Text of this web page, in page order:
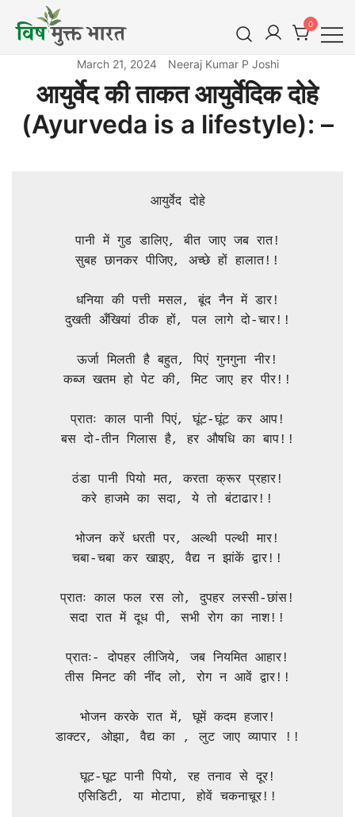
Vish Mukt Bharat
विष मुक्त भारत
0
March 21, 2024 Neeraj Kumar P Joshi
आयुर्वेद की ताकत आयुर्वेदिक दोहे
(Ayurveda is a lifestyle): –
आयुर्वेद दोहे
पानी में गुड डालिए, बीत जाए जब रात!
सुबह छानकर पीजिए, अच्छे हों हालात!!
धनिया की पत्ती मसल, बूंद नैन में डार!
दुखती अँखियां ठीक हों, पल लागे दो-चार!!
ऊर्जा मिलती है बहुत, पिएं गुनगुना नीर!
कब्ज खतम हो पेट की, मिट जाए हर पीर!!
प्रातः काल पानी पिएं, घूंट-घूंट कर आप!
बस दो-तीन गिलास है, हर औषधि का बाप!!
ठंडा पानी पियो मत, करता क्रूर प्रहार!
करे हाजमे का सदा, ये तो बंटाढार!!
भोजन करें धरती पर, अल्थी पल्थी मार!
चबा-चबा कर खाइए, वैद्य न झांकें द्वार!!
प्रातः काल फल रस लो, दुपहर लस्सी-छांस!
सदा रात में दूध पी, सभी रोग का नाश!!
प्रातः- दोपहर लीजिये, जब नियमित आहार!
तीस मिनट की नींद लो, रोग न आवें द्वार!!
भोजन करके रात में, घूमें कदम हजार!
डाक्टर, ओझा, वैद्य का , लुट जाए व्यापार !!
घूट-घूट पानी पियो, रह तनाव से दूर!
एसिडिटी, या मोटापा, होवें चकनाचूर!!